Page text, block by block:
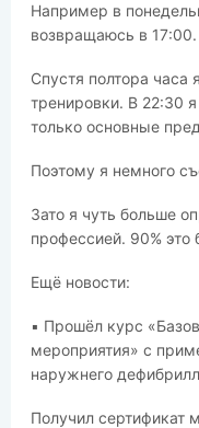
Например в
возвращаюсь в 17:00.
Спустя полтора часа
тренировки. В 22:30
только основные
Поэтому я немного
Зато я чуть больше
профессией. 90% это
Ещё новости:
▪️ Прошёл курс
мероприятия» с
наружнего
Получил сертификат